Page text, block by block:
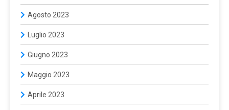
Agosto 2023
Luglio 2023
Giugno 2023
Maggio 2023
Aprile 2023